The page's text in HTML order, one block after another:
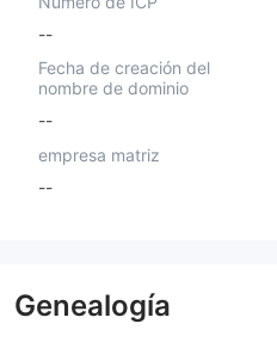
--
Fecha de creación del
nombre de dominio
--
empresa matriz
--
Genealogía